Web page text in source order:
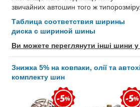
звичайних автошин того ж типорозміру.
Таблица соответствия ширины
диска с шириной шины
Ви можете переглянути інші шини у
Знижка 5% на ковпаки, олії та
комплекту шин